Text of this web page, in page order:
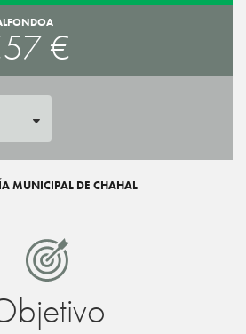
€
MUNICIPAL DE CHAHAL